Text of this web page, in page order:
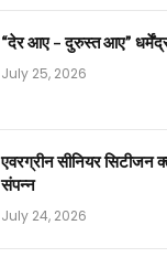
“देर आए – दुरुस्त आए”
July 25, 2026
एवरग्रीन सीनियर सिटीजन
संपन्न
July 24, 2026